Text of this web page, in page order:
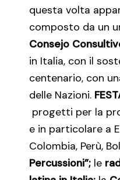
questa volta
composto da un
Consejo
in Italia, con il
centenario, con
delle Nazioni.
progetti per la
e in particolare a
Colombia, Perù,
Percussioni”; le